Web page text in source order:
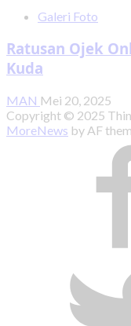
Galeri Foto
Ratusan Ojek
Kuda
MAN Mei 20, 2025
Copyright © 2025
MoreNews by AF